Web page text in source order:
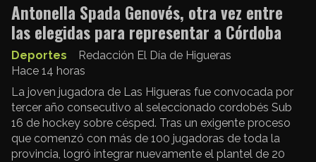
Antonella Spada Genovés, otra vez entre
las elegidas para representar a Córdoba
Redacción El Día de Higueras
Deportes
Hace 14 horas
La joven jugadora de Las Higueras fue convocada por
tercer año consecutivo al seleccionado cordobés Sub
16 de hockey sobre césped. Tras un exigente proceso
que comenzó con más de 100 jugadoras de toda la
provincia, logró integrar nuevamente el plantel de 20